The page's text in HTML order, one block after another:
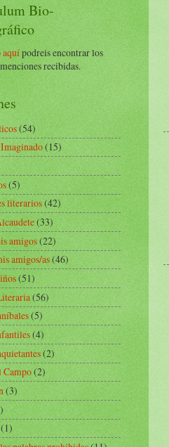
Bio-
aquípodreis encontrar los
recibidas.
(54)
(15)
(5)
literarios(42)
(33)
amigos(22)
amigos/as(46)
(51)
(56)
(5)
(4)
(2)
Campo(2)
(3)
(1)